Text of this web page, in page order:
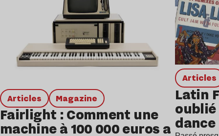
Articles magazine
Fairlight : Comment une
machine à 100 000 euros a
Articles
Latin
oublié